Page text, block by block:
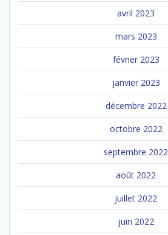
avril 2023
mars 2023
février 2023
janvier 2023
décembre 2022
octobre 2022
septembre 2022
août 2022
juillet 2022
juin 2022